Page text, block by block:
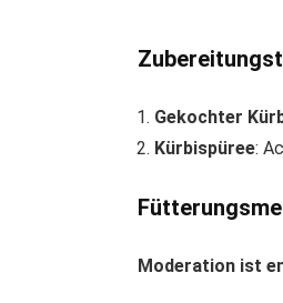
Gekochter
Kürbispüree:
Moderation ist